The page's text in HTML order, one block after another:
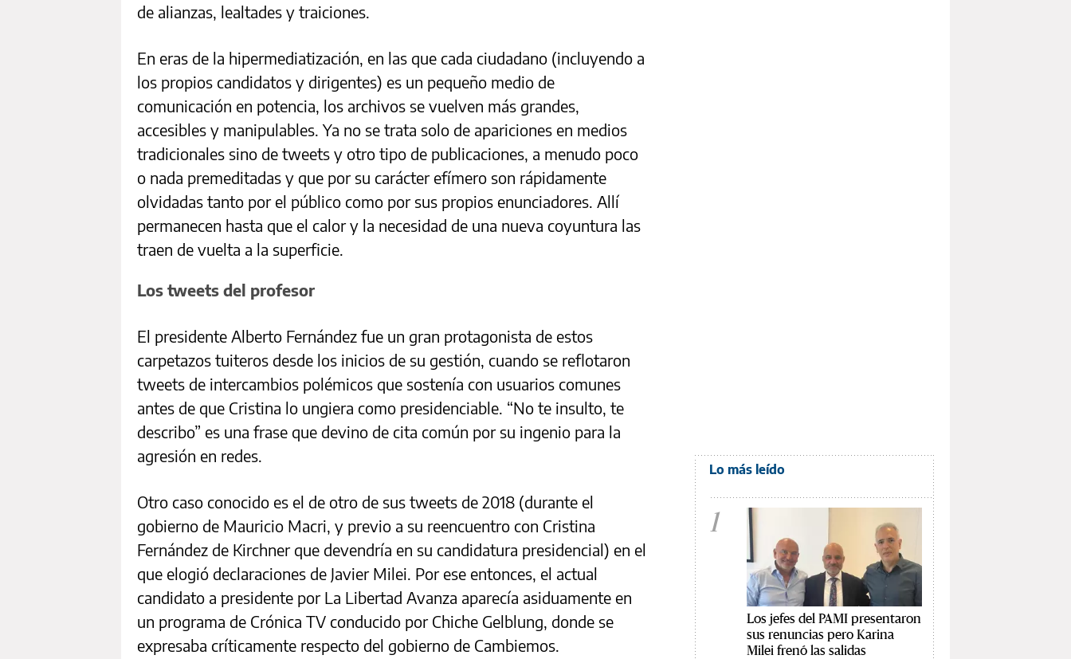
de alianzas, lealtades y traiciones.
En eras de la hipermediatización, en las que cada ciudadano (incluyendo a
los propios candidatos y dirigentes) es un pequeño medio de
comunicación en potencia, los archivos se vuelven más grandes,
accesibles y manipulables. Ya no se trata solo de apariciones en medios
tradicionales sino de tweets y otro tipo de publicaciones, a menudo poco
o nada premeditadas y que por su carácter efímero son rápidamente
olvidadas tanto por el público como por sus propios enunciadores. Allí
permanecen hasta que el calor y la necesidad de una nueva coyuntura las
traen de vuelta a la superficie.
Los tweets del profesor
El presidente Alberto Fernández fue un gran protagonista de estos
carpetazos tuiteros desde los inicios de su gestión, cuando se reflotaron
tweets de intercambios polémicos que sostenía con usuarios comunes
antes de que Cristina lo ungiera como presidenciable. “No te insulto, te
describo” es una frase que devino de cita común por su ingenio para la
agresión en redes.
Otro caso conocido es el de otro de sus tweets de 2018 (durante el
gobierno de Mauricio Macri, y previo a su reencuentro con Cristina
Fernández de Kirchner que devendría en su candidatura presidencial) en el
que elogió declaraciones de Javier Milei. Por ese entonces, el actual
candidato a presidente por La Libertad Avanza aparecía asiduamente en
un programa de Crónica TV conducido por Chiche Gelblung, donde se
expresaba críticamente respecto del gobierno de Cambiemos.
Lo más leído
1
Los jefes del PAMI presentaron
sus renuncias pero Karina
Milei frenó las salidas